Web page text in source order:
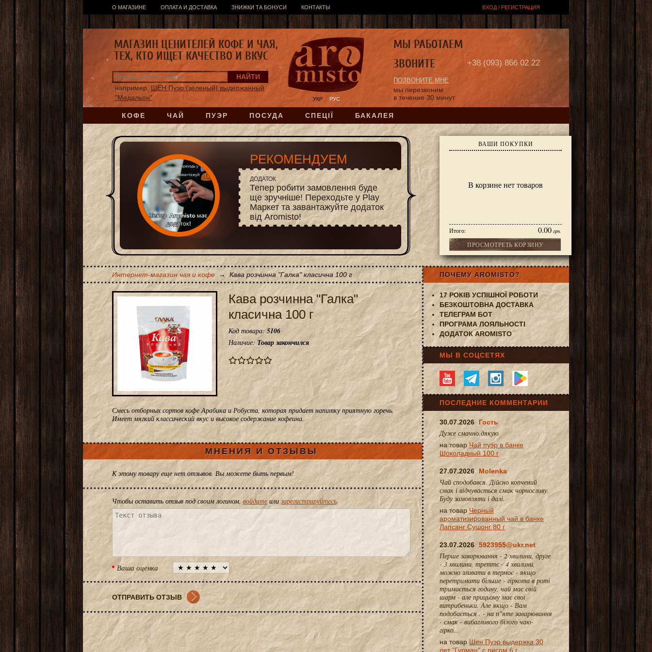
О МАГАЗИНЕ ОПЛАТА И ДОСТАВКА ЗНИЖКИ ТА БОНУСИ КОНТАКТЫ ВХОД / РЕГИСТРАЦИЯ
КОФЕ ЧАЙ ПУЭР ПОСУДА СПЕЦІЇ БАКАЛЕЯ
УКР РУС
например, ШЕН Пуэр (зеленый) выдержанный
"Медальон"
ВАШИ ПОКУПКИ
В корзине нет товаров
Итого: 0.00 грн.
ПРОСМОТРЕТЬ КОРЗИНУ
+38 (093) 866 02 22
ПОЗВОНИТЕ МНЕ
мы перезвоним
в течение 30 минут
МАГАЗИН ЦЕНИТЕЛЕЙ КОФЕ И ЧАЯ,
ТЕХ, КТО ИЩЕТ КАЧЕСТВО И ВКУС
МЫ РАБОТАЕМ
ЗВОНИТЕ
РЕКОМЕНДУЕМ
ДОДАТОК
Тепер робити замовлення буде
ще зручніше! Переходьте у Play
Маркет та завантажуйте додаток
від Aromisto!
Интернет-магазин чая и кофе → Кава розчинна "Галка" класична 100 г
Кава розчинна "Галка"
класична 100 г
Код товара:5106
Наличие: Товар закончился
Смесь отборных сортов кофе Арабика и Робуста, которая придает напитку приятную горечь.
Имеет мягкий классический вкус и высокое содержание кофеина.
МНЕНИЯ И ОТЗЫВЫ
К этому товару еще нет отзывов. Вы можете быть первым!
Чтобы оставить отзыв под своим логином, войдите или зарегистрируйтесь.
Ваша оценка
ПОЧЕМУ AROMISTO?
17 РОКІВ УСПІШНОЇ РОБОТИ
БЕЗКОШТОВНА ДОСТАВКА
ТЕЛЕГРАМ БОТ
ПРОГРАМА ЛОЯЛЬНОСТІ
ДОДАТОК AROMISTO
МЫ В СОЦСЕТЯХ
ПОСЛЕДНИЕ КОММЕНТАРИИ
30.07.2026 Гость
Дуже смачно.дякую
на товар Чай пуэр в банке
Шоколадный 100 г
27.07.2026 Molenka
Чай сподобався. Дійсно копчений
смак і відчувається смак чорносливу.
Буду замовляти і далі.
на товар Черный
ароматизированный чай в банке
Лапсанг Сушонг 80 г
23.07.2026 5923955@ukr.net
Перше заварювання - 2 хвилини, друге
- 3 хвилини, треттє - 4 хвилини,
можно зливати в термос - якщо
перетримати більше - гіркота в роті
тримається годину, чай має свій
шарм - але прицьому має свої
витрибеньки. Але якщо - Вам
подобається . - на п"яте заварювання
- смак - вибагливого білого чаю-
гірко...
на товар Шен Пуэр выдержка 30
лет "Гурман" с рисом 6 г